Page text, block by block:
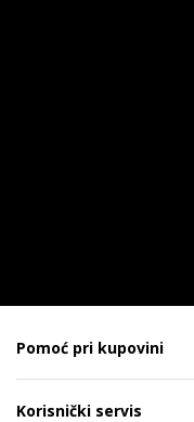
Pomoć pri kupovini
Korisnički servis